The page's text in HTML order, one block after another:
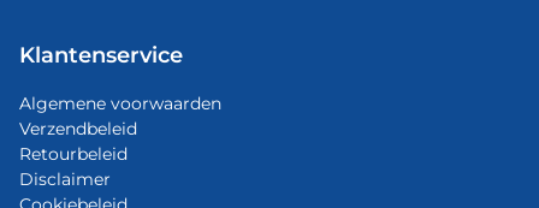
Klantenservice
Algemene voorwaarden
Verzendbeleid
Retourbeleid
Disclaimer